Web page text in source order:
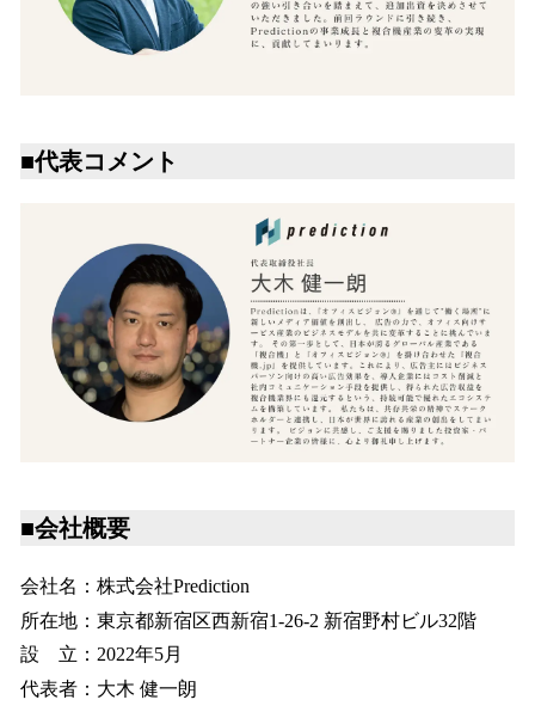
■代表コメント
■会社概要
会社名：株式会社Prediction
所在地：東京都新宿区西新宿1-26-2 新宿野村ビル32階
設 立：2022年5月
代表者：大木 健一朗